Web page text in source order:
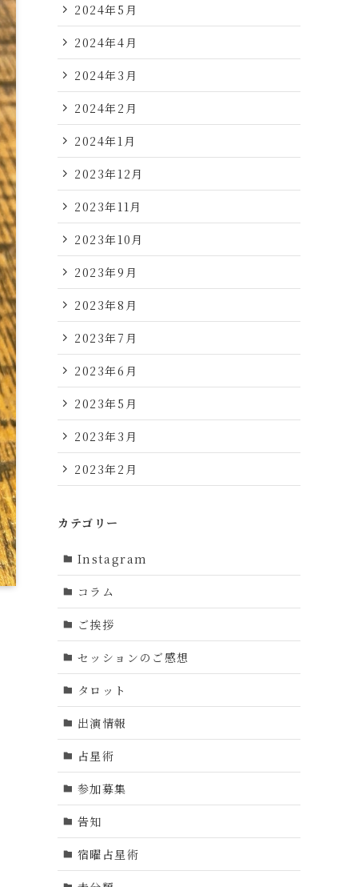
2024年5月
2024年4月
2024年3月
2024年2月
2024年1月
2023年12月
2023年11月
2023年10月
2023年9月
2023年8月
2023年7月
2023年6月
2023年5月
2023年3月
2023年2月
カテゴリー
Instagram
コラム
ご挨拶
セッションのご感想
タロット
出演情報
占星術
参加募集
告知
宿曜占星術